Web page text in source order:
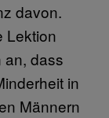
davon.
Lektion
an, dass
in
Männern